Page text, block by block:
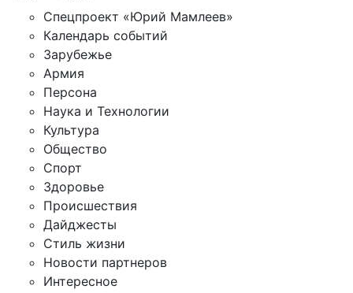
Спецпроект «Юрий Мамлеев»
Календарь событий
Зарубежье
Армия
Персона
Наука и Технологии
Культура
Общество
Спорт
Здоровье
Происшествия
Дайджесты
Стиль жизни
Новости партнеров
Интересное